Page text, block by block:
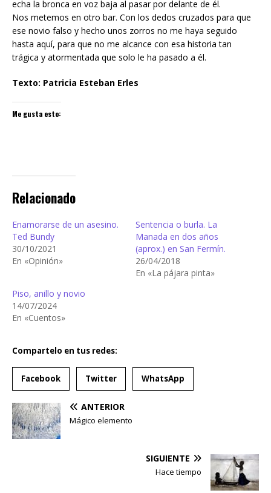
echa la bronca en voz baja al pasar por delante de él.
Nos metemos en otro bar. Con los dedos cruzados para que
ese novio falso y hecho unos zorros no me haya seguido
hasta aquí, para que no me alcance con esa historia tan
trágica y atormentada que solo le ha pasado a él.
Texto: Patricia Esteban Erles
Me gusta esto:
Relacionado
Enamorarse de un asesino.
Ted Bundy
30/10/2021
En «Opinión»
Sentencia o burla. La
Manada en dos años
(aprox.) en San Fermín.
26/04/2018
En «La pájara pinta»
Piso, anillo y novio
14/07/2024
En «Cuentos»
Compartelo en tus redes:
Facebook Twitter WhatsApp
ANTERIOR
Mágico elemento
SIGUIENTE
Hace tiempo